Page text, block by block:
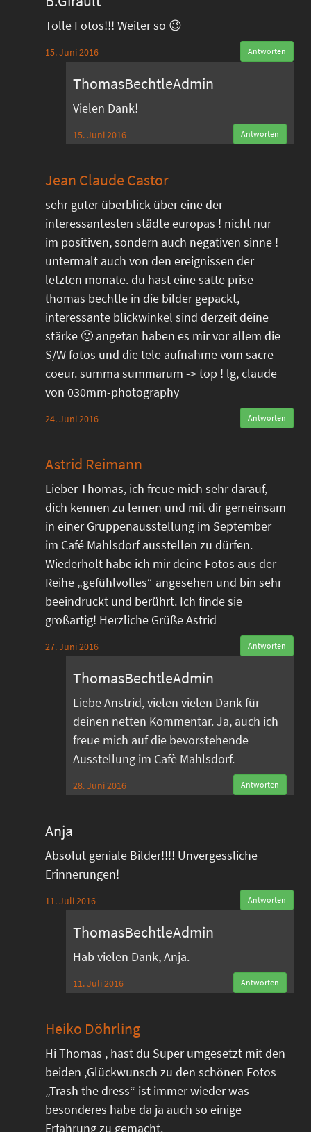
Tolle Fotos!!! Weiter so 😉
15. Juni 2016 Antworten
ThomasBechtleAdmin
Vielen Dank!
15. Juni 2016 Antworten
Jean Claude Castor
sehr guter überblick über eine der
interessantesten städte europas ! nicht nur
im positiven, sondern auch negativen sinne !
untermalt auch von den ereignissen der
letzten monate. du hast eine satte prise
thomas bechtle in die bilder gepackt,
interessante blickwinkel sind derzeit deine
stärke 🙂 angetan haben es mir vor allem die
S/W fotos und die tele aufnahme vom sacre
coeur. summa summarum -> top ! lg, claude
von 030mm-photography
24. Juni 2016 Antworten
Astrid Reimann
Lieber Thomas, ich freue mich sehr darauf,
dich kennen zu lernen und mit dir gemeinsam
in einer Gruppenausstellung im September
im Café Mahlsdorf ausstellen zu dürfen.
Wiederholt habe ich mir deine Fotos aus der
Reihe „gefühlvolles“ angesehen und bin sehr
beeindruckt und berührt. Ich finde sie
großartig! Herzliche Grüße Astrid
27. Juni 2016 Antworten
ThomasBechtleAdmin
Liebe Anstrid, vielen vielen Dank für
deinen netten Kommentar. Ja, auch ich
freue mich auf die bevorstehende
Ausstellung im Cafè Mahlsdorf.
28. Juni 2016 Antworten
Anja
Absolut geniale Bilder!!!! Unvergessliche
Erinnerungen!
11. Juli 2016 Antworten
ThomasBechtleAdmin
Hab vielen Dank, Anja.
11. Juli 2016 Antworten
Heiko Döhrling
Hi Thomas , hast du Super umgesetzt mit den
beiden ,Glückwunsch zu den schönen Fotos
„Trash the dress“ ist immer wieder was
besonderes habe da ja auch so einige
Erfahrung zu gemacht.